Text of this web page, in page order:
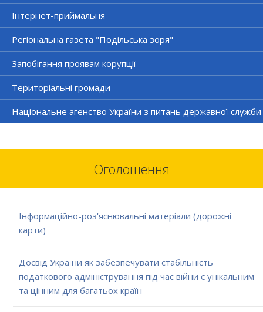
Інтернет-приймальня
Регіональна газета "Подільська зоря"
Запобігання проявам корупції
Територіальні громади
Національне агенство України з питань державної служби
Оголошення
Інформаційно-роз'яснювальні матеріали (дорожні
карти)
Досвід України як забезпечувати стабільність
податкового адміністрування під час війни є унікальним
та цінним для багатьох країн